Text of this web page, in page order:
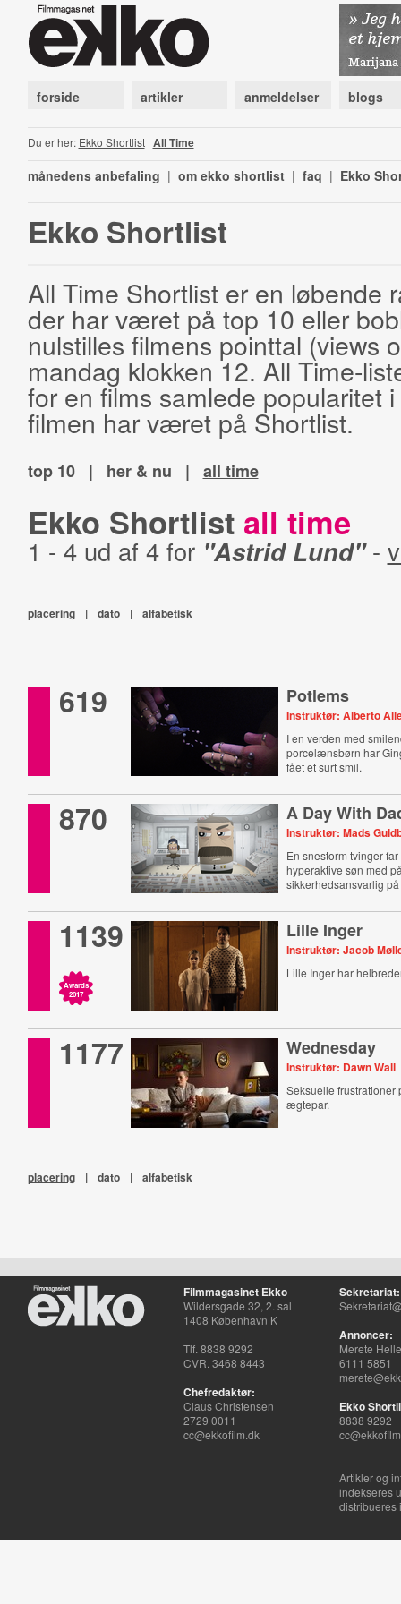
forside artikler anmeldelser blogs
Du er her: Ekko Shortlist| All Time
månedens anbefaling | om ekko shortlist | faq | Ekko
Ekko Shortlist
All Time Shortlist er en løbende
der har været på top 10 eller
nulstilles filmens pointtal (views
mandag klokken 12. All Time-
for en films samlede popularitet
filmen har været på Shortlist.
top 10 | her & nu | all time
Ekko Shortlist all time
1 - 4 ud af 4 for "Astrid Lund"-
placering | dato | alfabetisk
619 Potlems
Instruktør: Alberto
I en verden med
porcelænsbørn har
fået et surt smil.
870 A Day With
Instruktør: Mads
En snestorm tvinger
hyperaktive søn med
sikkerhedsansvarlig
1139
Awards
2017
Lille Inger
Instruktør: Jacob
Lille Inger har
1177 Wednesday
Instruktør: Dawn Wall
Seksuelle frustrationer
ægtepar.
placering | dato | alfabetisk
Filmmagasinet Ekko
Wildersgade 32, 2. sal
1408 København K
Tlf. 8838 9292
CVR. 3468 8443
Chefredaktør:
Claus Christensen
2729 0011
cc@ekkofilm.dk
Sekretariat:
Annoncer:
Merete
6111 5851
Ekko
8838 9292
Artikler og
indekseres
distribueres